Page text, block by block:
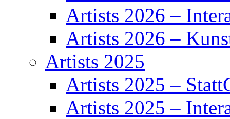
Artists 2026 –
Artists 2026 –
Artists 2025
Artists 2025 –
Artists 2025 –